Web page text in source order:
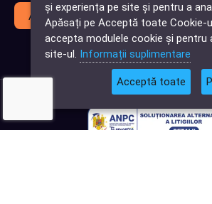
Cauți
Abonează-te
și experiența pe site și pentru a
Apăsați pe Acceptă toate Cookie-
accepta modulele cookie și pentru
site-ul. Informații suplimentare
Acceptă toate